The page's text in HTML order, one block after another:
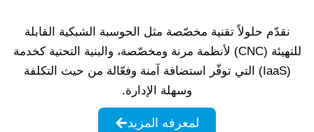
نقدّم حلولاً تقنية مخصّصة مثل الحوسبة الشبكية القابلة
للتهيئة (CNC) لأنظمة مرنة ومخصّصة، والبنية التحتية كخدمة
(IaaS) التي توفّر استضافة آمنة وفعّالة من حيث التكلفة
وسهلة الإدارة.
لمعرفه المزيد